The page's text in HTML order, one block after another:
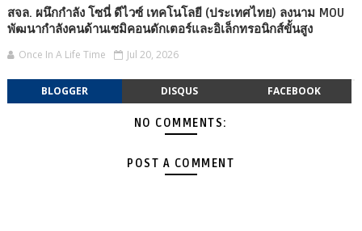
สจล. ผนึกกำลัง โซนี่ ดีไวซ์ เทคโนโลยี (ประเทศไทย) ลงนาม MOU
พัฒนากำลังคนด้านเซมิคอนดักเตอร์และอิเล็กทรอนิกส์ขั้นสูง
Once In A Life Time Jul 20, 2026
BLOGGER DISQUS FACEBOOK
NO COMMENTS:
POST A COMMENT